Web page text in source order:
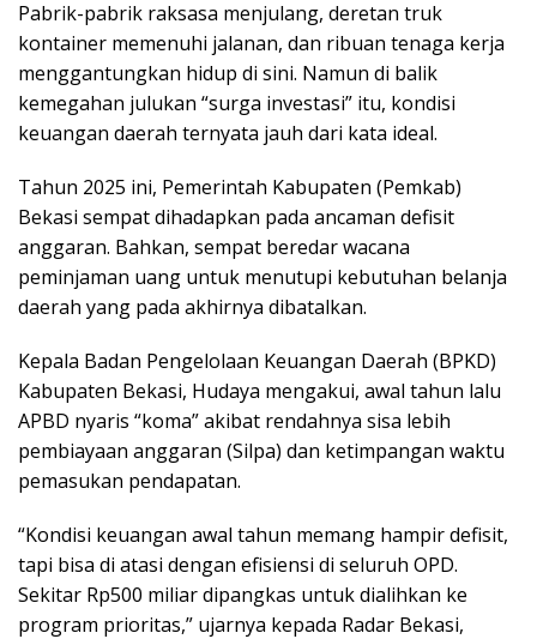
Pabrik-pabrik raksasa menjulang, deretan truk
kontainer memenuhi jalanan, dan ribuan tenaga kerja
menggantungkan hidup di sini. Namun di balik
kemegahan julukan “surga investasi” itu, kondisi
keuangan daerah ternyata jauh dari kata ideal.
Tahun 2025 ini, Pemerintah Kabupaten (Pemkab)
Bekasi sempat dihadapkan pada ancaman defisit
anggaran. Bahkan, sempat beredar wacana
peminjaman uang untuk menutupi kebutuhan belanja
daerah yang pada akhirnya dibatalkan.
Kepala Badan Pengelolaan Keuangan Daerah (BPKD)
Kabupaten Bekasi, Hudaya mengakui, awal tahun lalu
APBD nyaris “koma” akibat rendahnya sisa lebih
pembiayaan anggaran (Silpa) dan ketimpangan waktu
pemasukan pendapatan.
“Kondisi keuangan awal tahun memang hampir defisit,
tapi bisa di atasi dengan efisiensi di seluruh OPD.
Sekitar Rp500 miliar dipangkas untuk dialihkan ke
program prioritas,” ujarnya kepada Radar Bekasi,